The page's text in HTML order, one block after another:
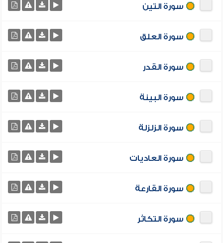
سورة التين
سورة العلق
سورة القدر
سورة البينة
سورة الزلزلة
سورة العاديات
سورة القارعة
سورة التكاثر